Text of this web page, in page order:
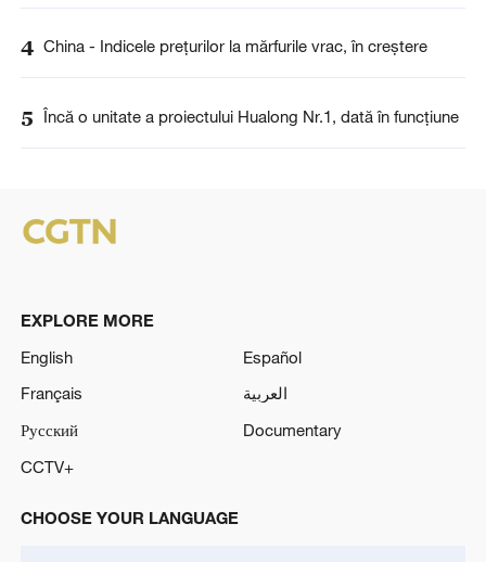
4 China - Indicele prețurilor la mărfurile vrac, în creștere
5 Încă o unitate a proiectului Hualong Nr.1, dată în funcțiune
EXPLORE MORE
English
Español
Français
العربية
Русский
Documentary
CCTV+
CHOOSE YOUR LANGUAGE